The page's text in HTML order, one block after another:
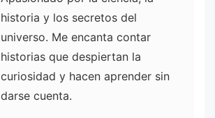
historia y los secretos del
universo. Me encanta contar
historias que despiertan la
curiosidad y hacen aprender sin
darse cuenta.